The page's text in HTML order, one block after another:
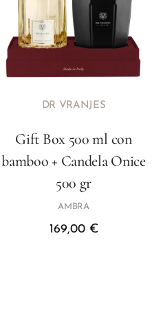
DR VRANJES
Gift Box 500 ml con
bamboo + Candela Onice
500 gr
AMBRA
169,00 €